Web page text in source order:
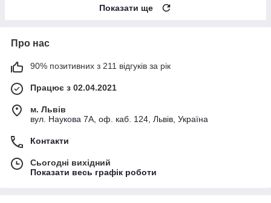
Показати ще
Про нас
90% позитивних з 211 відгуків за рік
Працює з 02.04.2021
м. Львів
вул. Наукова 7А, оф. каб. 124, Львів, Україна
Контакти
Сьогодні вихідний
Показати весь графік роботи